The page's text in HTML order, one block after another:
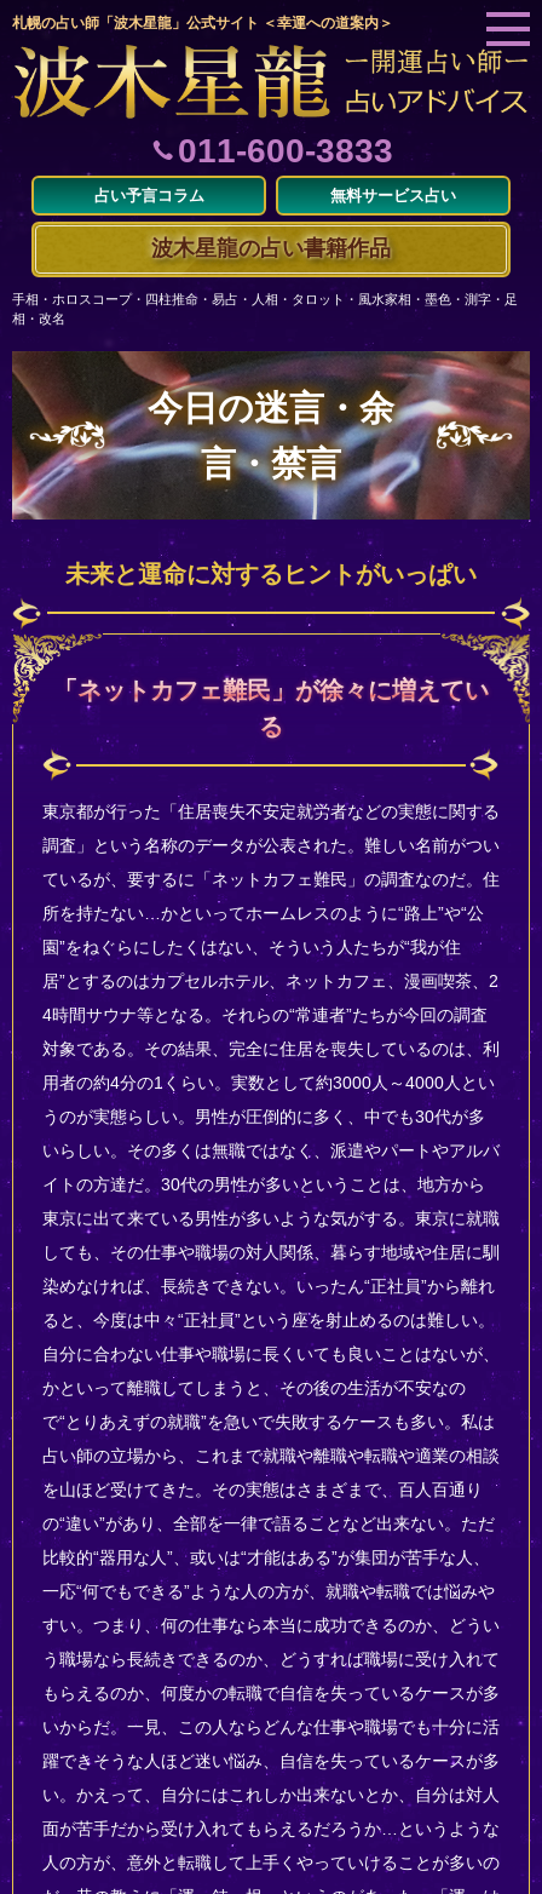
札幌の占い師「波木星龍」公式サイト ＜幸運への道案内＞
011-600-3833
占い予言コラム 無料サービス占い
波木星龍の占い書籍作品
手相・ホロスコープ・四柱推命・易占・人相・タロット・風水家相・墨色・測字・足
相・改名
今日の迷言・余
言・禁言
未来と運命に対するヒントがいっぱい
「ネットカフェ難民」が徐々に増えてい
る
東京都が行った「住居喪失不安定就労者などの実態に関する
調査」という名称のデータが公表された。難しい名前がつい
ているが、要するに「ネットカフェ難民」の調査なのだ。住
所を持たない…かといってホームレスのように“路上”や“公
園”をねぐらにしたくはない、そういう人たちが“我が住
居”とするのはカプセルホテル、ネットカフェ、漫画喫茶、2
4時間サウナ等となる。それらの“常連者”たちが今回の調査
対象である。その結果、完全に住居を喪失しているのは、利
用者の約4分の1くらい。実数として約3000人～4000人とい
うのが実態らしい。男性が圧倒的に多く、中でも30代が多
いらしい。その多くは無職ではなく、派遣やパートやアルバ
イトの方達だ。30代の男性が多いということは、地方から
東京に出て来ている男性が多いような気がする。東京に就職
しても、その仕事や職場の対人関係、暮らす地域や住居に馴
染めなければ、長続きできない。いったん“正社員”から離れ
ると、今度は中々“正社員”という座を射止めるのは難しい。
自分に合わない仕事や職場に長くいても良いことはないが、
かといって離職してしまうと、その後の生活が不安なの
で“とりあえずの就職”を急いで失敗するケースも多い。私は
占い師の立場から、これまで就職や離職や転職や適業の相談
を山ほど受けてきた。その実態はさまざまで、百人百通り
の“違い”があり、全部を一律で語ることなど出来ない。ただ
比較的“器用な人”、或いは“才能はある”が集団が苦手な人、
一応“何でもできる”ような人の方が、就職や転職では悩みや
すい。つまり、何の仕事なら本当に成功できるのか、どうい
う職場なら長続きできるのか、どうすれば職場に受け入れて
もらえるのか、何度かの転職で自信を失っているケースが多
いからだ。一見、この人ならどんな仕事や職場でも十分に活
躍できそうな人ほど迷い悩み、自信を失っているケースが多
い。かえって、自分にはこれしか出来ないとか、自分は対人
面が苦手だから受け入れてもらえるだろうか…というような
人の方が、意外と転職して上手くやっていけることが多いの